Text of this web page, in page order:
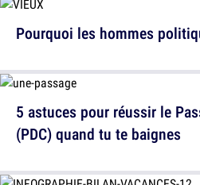
Pourquoi les hommes
5 astuces pour réussir le
(PDC) quand tu te baignes